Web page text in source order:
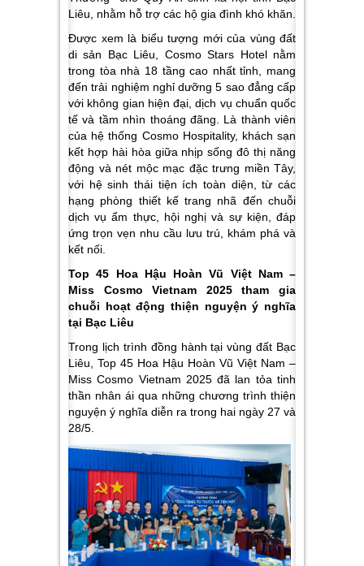
Liêu, nhằm hỗ trợ các hộ gia đình khó khăn.
Được xem là biểu tượng mới của vùng đất
di sản Bạc Liêu, Cosmo Stars Hotel nằm
trong tòa nhà 18 tầng cao nhất tỉnh, mang
đến trải nghiệm nghỉ dưỡng 5 sao đẳng cấp
với không gian hiện đại, dịch vụ chuẩn quốc
tế và tầm nhìn thoáng đãng. Là thành viên
của hệ thống Cosmo Hospitality, khách sạn
kết hợp hài hòa giữa nhịp sống đô thị năng
động và nét mộc mạc đặc trưng miền Tây,
với hệ sinh thái tiện ích toàn diện, từ các
hạng phòng thiết kế trang nhã đến chuỗi
dịch vụ ẩm thực, hội nghị và sự kiện, đáp
ứng trọn vẹn nhu cầu lưu trú, khám phá và
kết nối.
Top 45 Hoa Hậu Hoàn Vũ Việt Nam –
Miss Cosmo Vietnam 2025 tham gia
chuỗi hoạt động thiện nguyện ý nghĩa
tại Bạc Liêu
Trong lịch trình đồng hành tại vùng đất Bạc
Liêu, Top 45 Hoa Hậu Hoàn Vũ Việt Nam –
Miss Cosmo Vietnam 2025 đã lan tỏa tinh
thần nhân ái qua những chương trình thiện
nguyện ý nghĩa diễn ra trong hai ngày 27 và
28/5.